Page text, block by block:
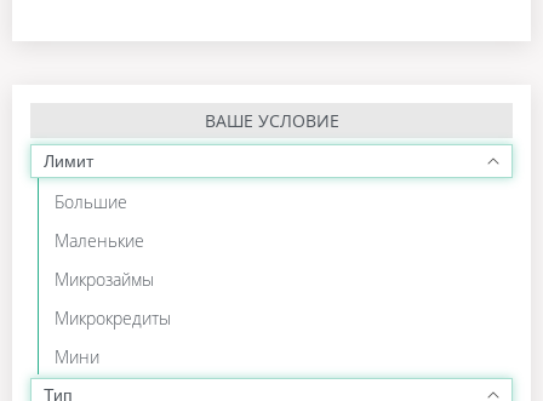
ВАШЕ УСЛОВИЕ
Лимит
Большие
Маленькие
Микрозаймы
Микрокредиты
Мини
Тип